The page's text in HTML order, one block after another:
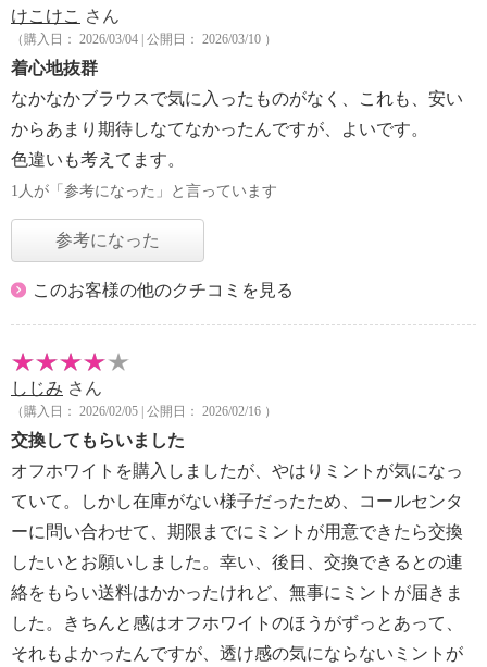
けこけこ さん
（購入日： 2026/03/04 | 公開日： 2026/03/10 ）
着心地抜群
なかなかブラウスで気に入ったものがなく、これも、安い
からあまり期待しなてなかったんですが、よいです。
色違いも考えてます。
1人が「参考になった」と言っています
参考になった
このお客様の他のクチコミを見る
しじみ さん
（購入日： 2026/02/05 | 公開日： 2026/02/16 ）
交換してもらいました
オフホワイトを購入しましたが、やはりミントが気になっ
ていて。しかし在庫がない様子だったため、コールセンタ
ーに問い合わせて、期限までにミントが用意できたら交換
したいとお願いしました。幸い、後日、交換できるとの連
絡をもらい送料はかかったけれど、無事にミントが届きま
した。きちんと感はオフホワイトのほうがずっとあって、
それもよかったんですが、透け感の気にならないミントが